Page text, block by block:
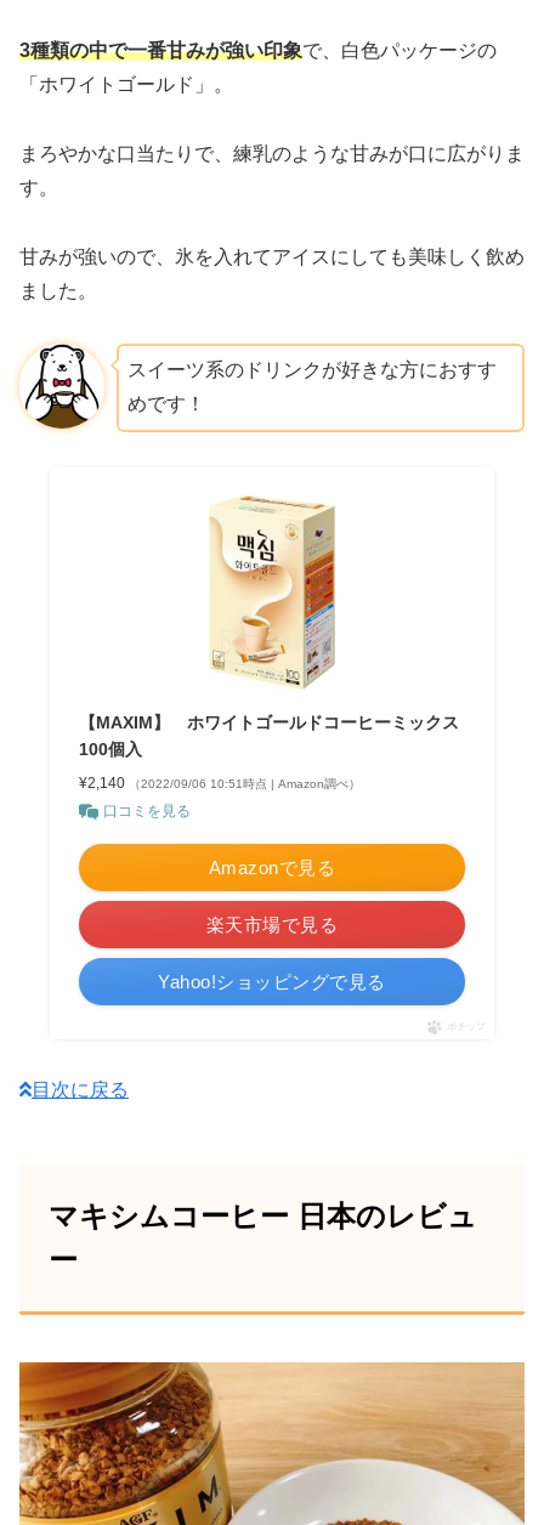
3種類の中で一番甘みが強い印象で、白色パッケージの
「ホワイトゴールド」。
まろやかな口当たりで、練乳のような甘みが口に広がりま
す。
甘みが強いので、氷を入れてアイスにしても美味しく飲め
ました。
スイーツ系のドリンクが好きな方におすす
めです！
【MAXIM】 ホワイトゴールドコーヒーミックス
100個入
¥2,140 （2022/09/06 10:51時点 | Amazon調べ）
口コミを見る
Amazonで見る
楽天市場で見る
Yahoo!ショッピングで見る
ポチップ
目次に戻る
マキシムコーヒー 日本のレビュ
ー